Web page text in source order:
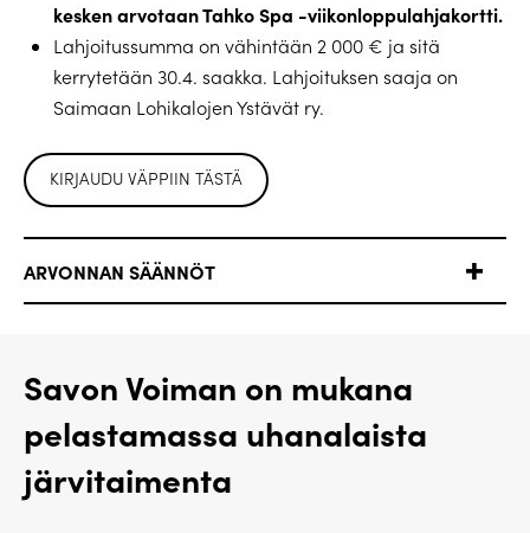
kesken arvotaan Tahko Spa -viikonloppulahjakortti.
Lahjoitussumma on vähintään 2 000 € ja sitä
kerrytetään 30.4. saakka. Lahjoituksen saaja on
Saimaan Lohikalojen Ystävät ry.
KIRJAUDU VÄPPIIN TÄSTÄ
ARVONNAN SÄÄNNÖT
Savon Voiman on mukana
pelastamassa uhanalaista
järvitaimenta